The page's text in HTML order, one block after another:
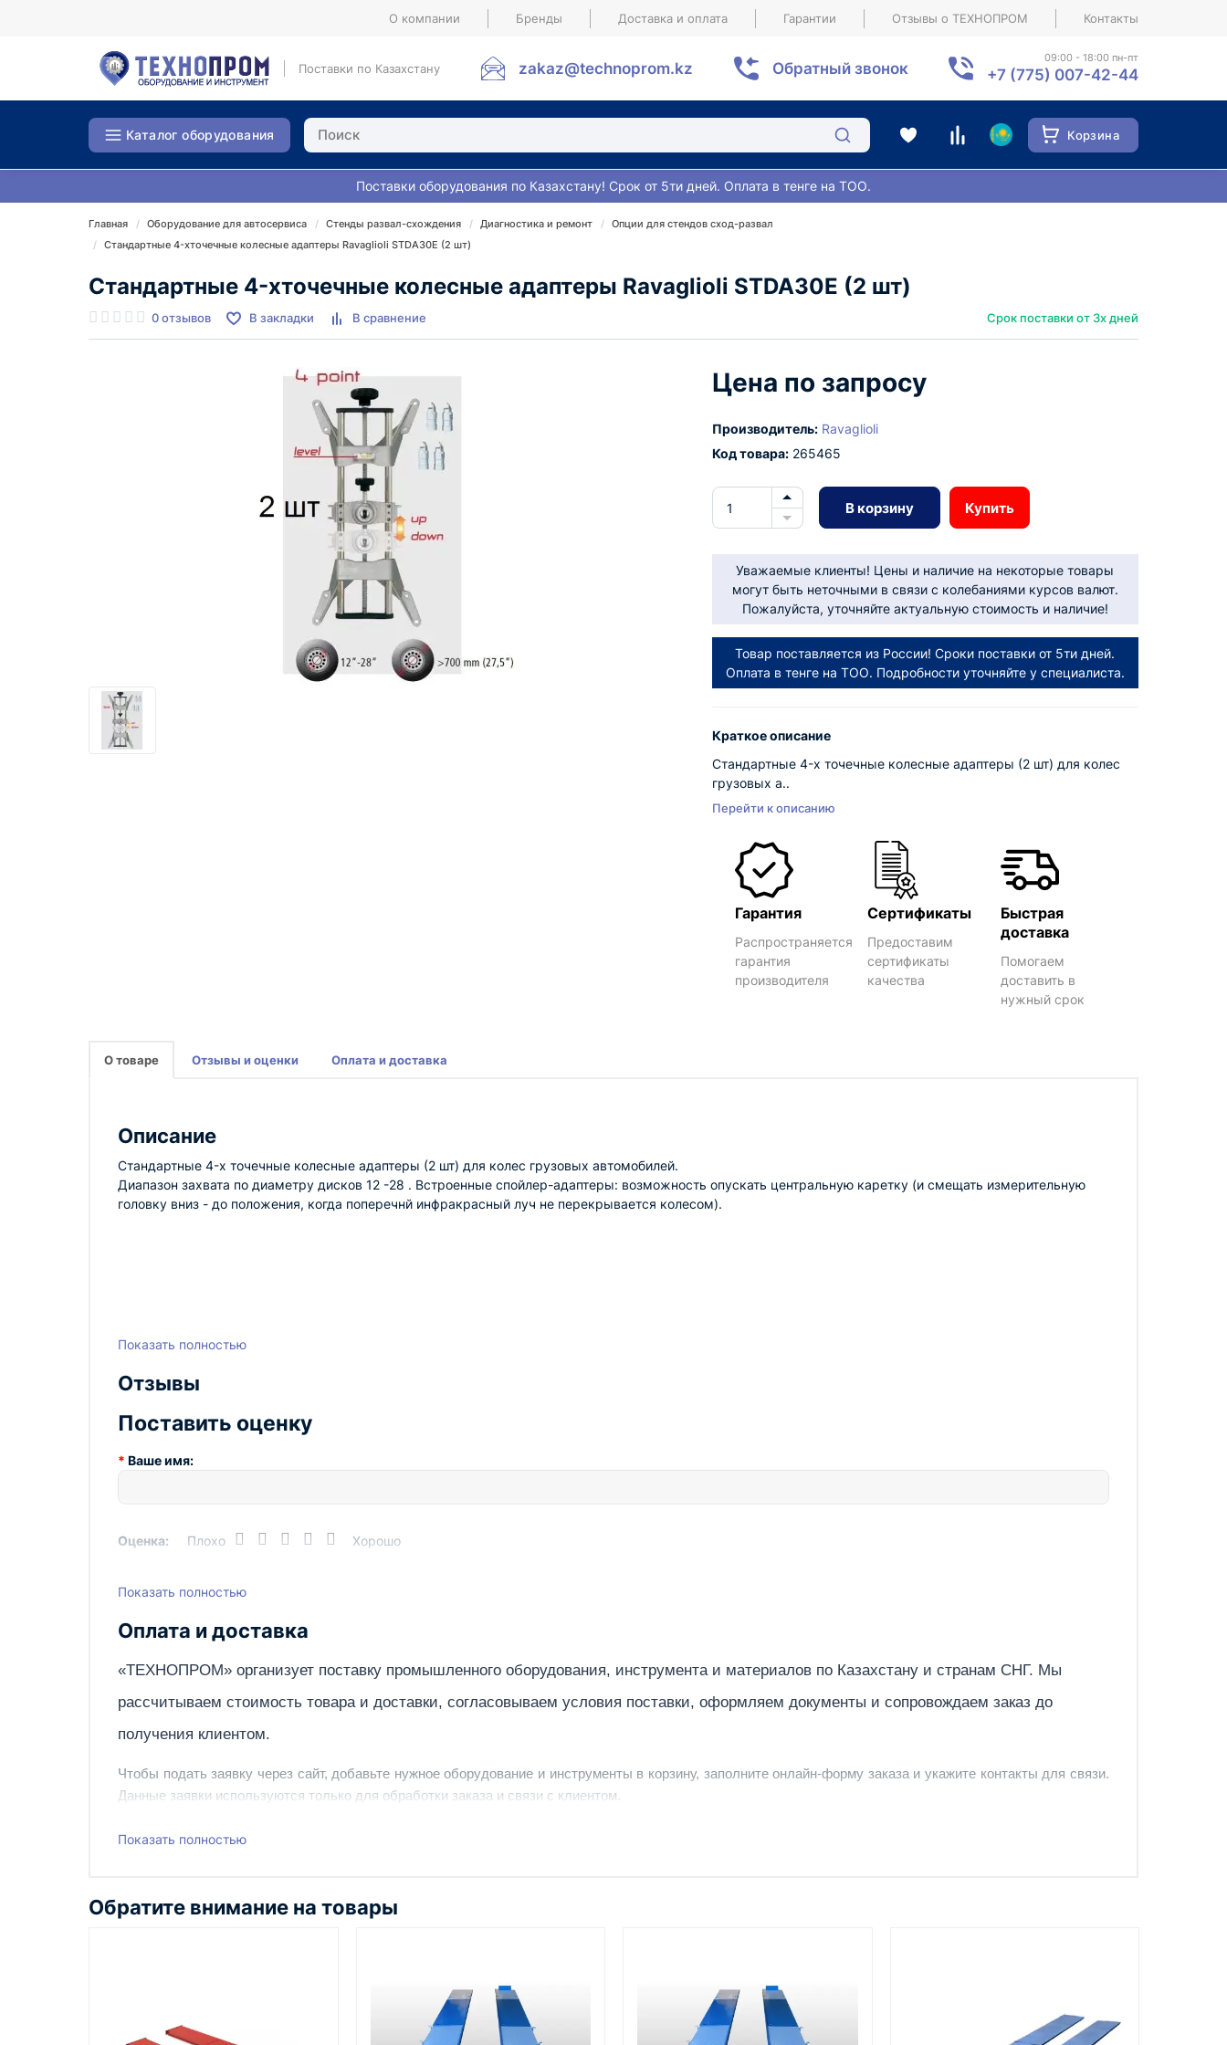
О компании Бренды Доставка и оплата Гарантии Отзывы о ТЕХНОПРОМ Контакты
Поставки по Казахстану zakaz@technoprom.kz Обратный звонок
09:00 - 18:00 пн-пт
+7 (775) 007-42-44
Каталог оборудования Корзина
Поставки оборудования по Казахстану! Срок от 5ти дней. Оплата в тенге на ТОО.
Главная Оборудование для автосервиса Стенды развал-схождения Диагностика и ремонт
Опции для стендов сход-развал
Стандартные 4-хточечные колесные адаптеры Ravaglioli STDA30E (2 шт)
Стандартные 4-хточечные колесные адаптеры Ravaglioli STDA30E (2 шт)
0 отзывов В закладки В сравнение Срок поставки от 3х дней
Цена по запросу
Производитель: Ravaglioli
Код товара:265465
В корзину Купить
Уважаемые клиенты! Цены и наличие на некоторые товары
могут быть неточными в связи с колебаниями курсов валют.
Пожалуйста, уточняйте актуальную стоимость и наличие!
Товар поставляется из России! Сроки поставки от 5ти дней.
Оплата в тенге на ТОО. Подробности уточняйте у специалиста.
Краткое описание
Стандартные 4-х точечные колесные адаптеры (2 шт) для колес
грузовых а..
Перейти к описанию
Гарантия
Распространяется
гарантия
производителя
Сертификаты
Предоставим
сертификаты
качества
Быстрая
доставка
Помогаем
доставить в
нужный срок
О товаре Отзывы и оценки Оплата и доставка
Описание
Стандартные 4-х точечные колесные адаптеры (2 шт) для колес грузовых автомобилей.
Диапазон захвата по диаметру дисков 12 -28 . Встроенные спойлер-адаптеры: возможность опускать центральную каретку (и смещать измерительную
головку вниз - до положения, когда поперечнй инфракрасный луч не перекрывается колесом).
Показать полностью
Отзывы
Поставить оценку
Ваше имя:
Оценка: Плохо Хорошо
Написать отзыв
Показать полностью
Оплата и доставка
«ТЕХНОПРОМ» организует поставку промышленного оборудования, инструмента и материалов по Казахстану и странам СНГ. Мы
рассчитываем стоимость товара и доставки, согласовываем условия поставки, оформляем документы и сопровождаем заказ до
получения клиентом.
Чтобы подать заявку через сайт, добавьте нужное оборудование и инструменты в корзину, заполните онлайн-форму заказа и укажите контакты для связи.
Данные заявки используются только для обработки заказа и связи с клиентом.
Наш сотрудник свяжется с вами, чтобы подтвердить заявку, уточнить детали, рассчитать стоимость поставки и предложить удобный вариант доставки.
большинству поставок
клиенту
Показать полностью
Обратите внимание на товары